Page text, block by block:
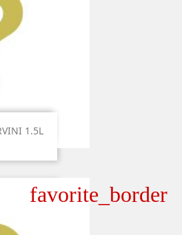
1.5L
favorite_border